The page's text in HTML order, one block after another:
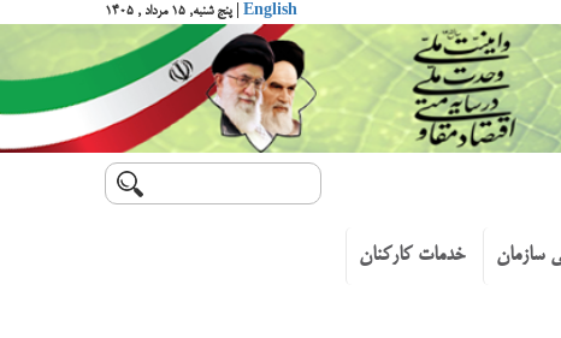
English | پنج شنبه, ۱۵ مرداد , ۱۴۰۵
سازمان خدمات کارکنان